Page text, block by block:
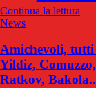
Continua la lettura
News
Amichevoli, tutti
Yildiz,
Ratkov,